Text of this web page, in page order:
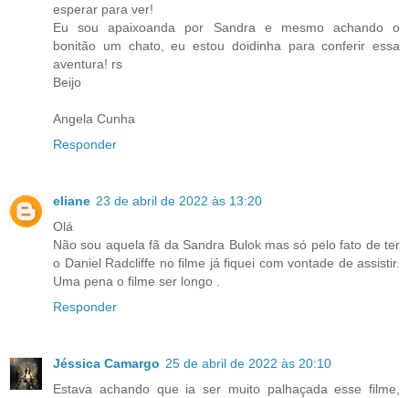
esperar para ver!
Eu sou apaixoanda por Sandra e mesmo achando o
bonitão um chato, eu estou doidinha para conferir essa
aventura! rs
Beijo
Angela Cunha
Responder
eliane 23 de abril de 2022 às 13:20
Olá
Não sou aquela fã da Sandra Bulok mas só pelo fato de ter
o Daniel Radcliffe no filme já fiquei com vontade de assistir.
Uma pena o filme ser longo .
Responder
Jéssica Camargo 25 de abril de 2022 às 20:10
Estava achando que ia ser muito palhaçada esse filme,